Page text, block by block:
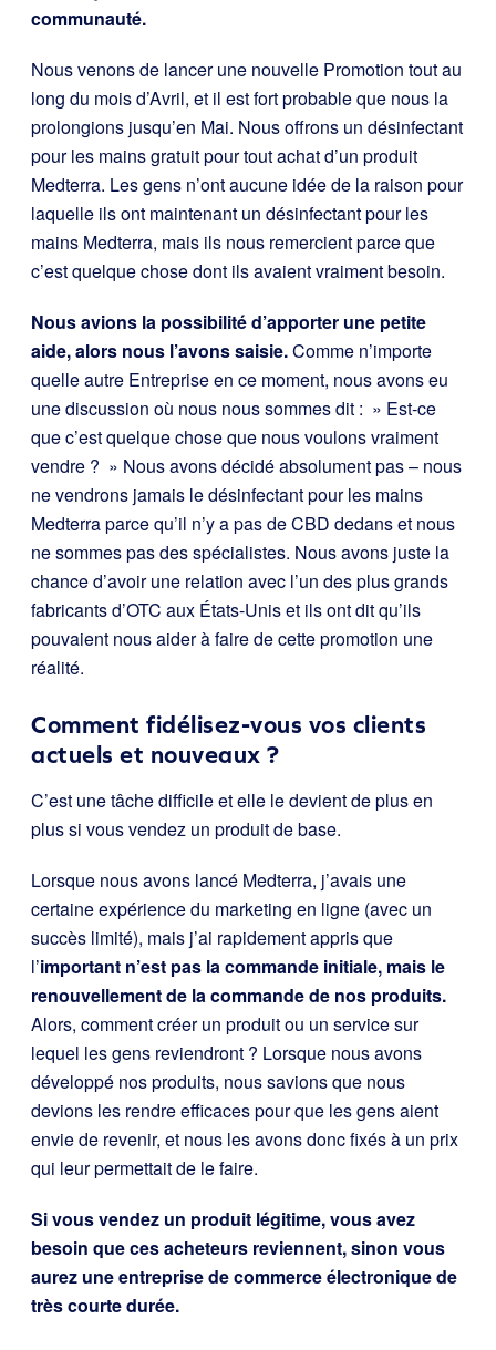
communauté.
Nous venons de lancer une nouvelle Promotion tout au
long du mois d’Avril, et il est fort probable que nous la
prolongions jusqu’en Mai. Nous offrons un désinfectant
pour les mains gratuit pour tout achat d’un produit
Medterra. Les gens n’ont aucune idée de la raison pour
laquelle ils ont maintenant un désinfectant pour les
mains Medterra, mais ils nous remercient parce que
c’est quelque chose dont ils avaient vraiment besoin.
Nous avions la possibilité d’apporter une petite
aide, alors nous l’avons saisie.Comme n’importe
quelle autre Entreprise en ce moment, nous avons eu
une discussion où nous nous sommes dit : » Est-ce
que c’est quelque chose que nous voulons vraiment
vendre ? » Nous avons décidé absolument pas – nous
ne vendrons jamais le désinfectant pour les mains
Medterra parce qu’il n’y a pas de CBD dedans et nous
ne sommes pas des spécialistes. Nous avons juste la
chance d’avoir une relation avec l’un des plus grands
fabricants d’OTC aux États-Unis et ils ont dit qu’ils
pouvaient nous aider à faire de cette promotion une
réalité.
Comment fidélisez-vous vos clients
actuels et nouveaux ?
C’est une tâche difficile et elle le devient de plus en
plus si vous vendez un produit de base.
Lorsque nous avons lancé Medterra, j’avais une
certaine expérience du marketing en ligne (avec un
succès limité), mais j’ai rapidement appris que
l’important n’est pas la commande initiale, mais le
renouvellement de la commande de nos produits.
Alors, comment créer un produit ou un service sur
lequel les gens reviendront ? Lorsque nous avons
développé nos produits, nous savions que nous
devions les rendre efficaces pour que les gens aient
envie de revenir, et nous les avons donc fixés à un prix
qui leur permettait de le faire.
Si vous vendez un produit légitime, vous avez
besoin que ces acheteurs reviennent, sinon vous
aurez une entreprise de commerce électronique de
très courte durée.